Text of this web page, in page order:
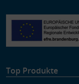
Top Produkte